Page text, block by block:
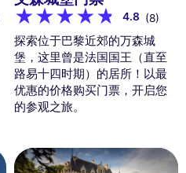
4.8 (8)
探索位于巴黎近郊的万森城
堡，这里曾是法国国王（直至
路易十四时期）的居所！以最
优惠的价格购买门票，开启您
的参观之旅。